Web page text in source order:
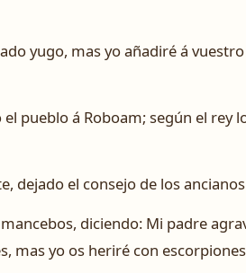
yugo, mas yo añadiré á
pueblo á Roboam; según el rey
dejado el consejo de los
diciendo: Mi padre
mas yo os heriré con